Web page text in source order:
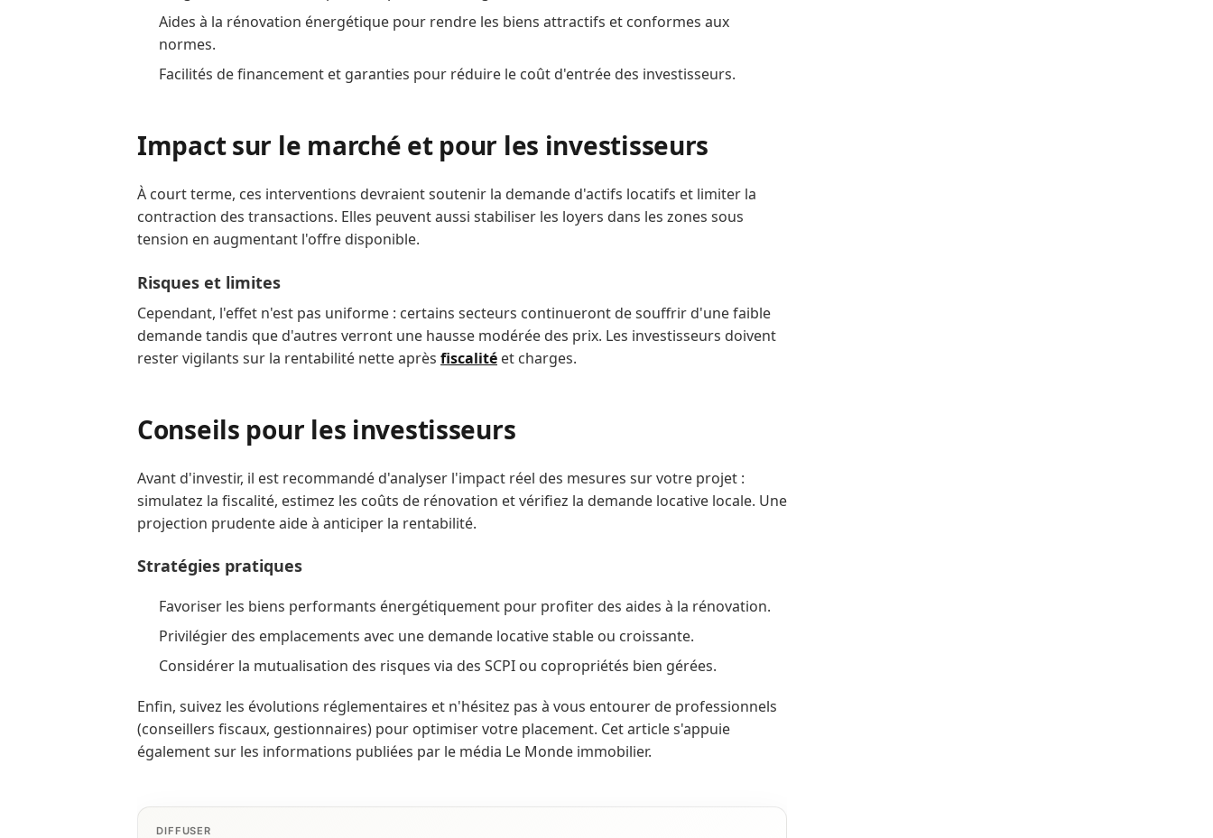
Aides à la rénovation énergétique pour rendre les biens attractifs et conformes aux
normes.
Facilités de financement et garanties pour réduire le coût d'entrée des investisseurs.
Impact sur le marché et pour les investisseurs
À court terme, ces interventions devraient soutenir la demande d'actifs locatifs et limiter la
contraction des transactions. Elles peuvent aussi stabiliser les loyers dans les zones sous
tension en augmentant l'offre disponible.
Risques et limites
Cependant, l'effet n'est pas uniforme : certains secteurs continueront de souffrir d'une faible
demande tandis que d'autres verront une hausse modérée des prix. Les investisseurs doivent
rester vigilants sur la rentabilité nette après fiscalité et charges.
Conseils pour les investisseurs
Avant d'investir, il est recommandé d'analyser l'impact réel des mesures sur votre projet :
simulatez la fiscalité, estimez les coûts de rénovation et vérifiez la demande locative locale. Une
projection prudente aide à anticiper la rentabilité.
Stratégies pratiques
Favoriser les biens performants énergétiquement pour profiter des aides à la rénovation.
Privilégier des emplacements avec une demande locative stable ou croissante.
Considérer la mutualisation des risques via des SCPI ou copropriétés bien gérées.
Enfin, suivez les évolutions réglementaires et n'hésitez pas à vous entourer de professionnels
(conseillers fiscaux, gestionnaires) pour optimiser votre placement. Cet article s'appuie
également sur les informations publiées par le média Le Monde immobilier.
DIFFUSER